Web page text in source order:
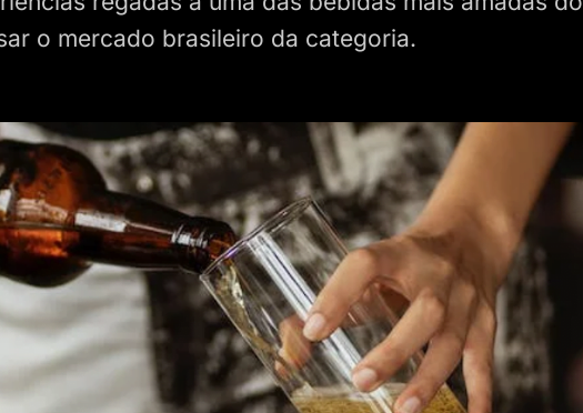
o mercado brasileiro da categoria.